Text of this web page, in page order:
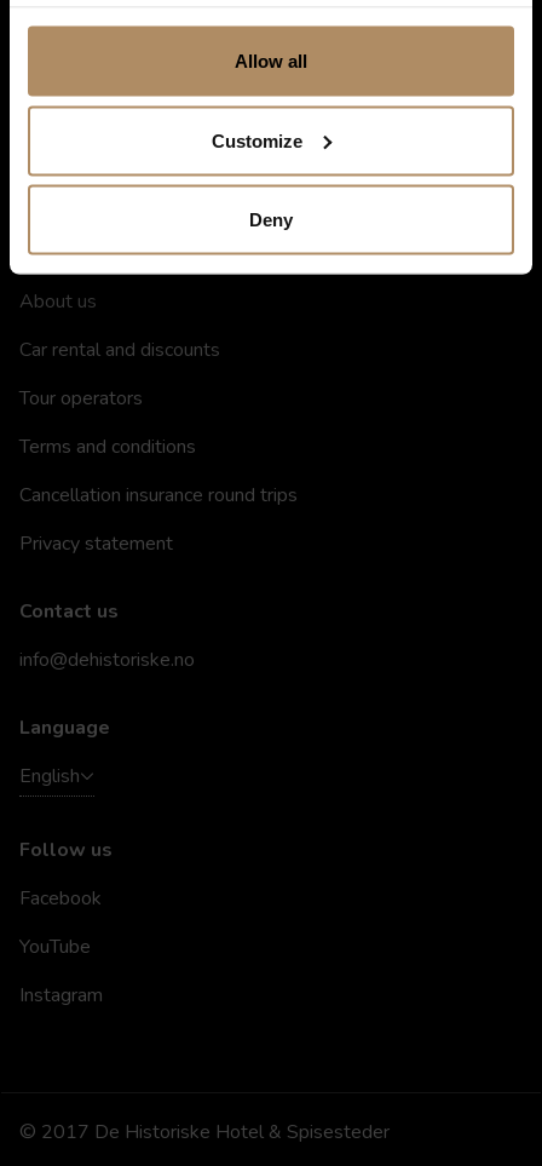
Allow all
Customize
Deny
Hotels in Norway
Gift card
Information
About us
Car rental and discounts
Tour operators
Terms and conditions
Cancellation insurance round trips
Privacy statement
Contact us
info@dehistoriske.no
Language
English
Follow us
Facebook
YouTube
Instagram
© 2017 De Historiske Hotel & Spisesteder